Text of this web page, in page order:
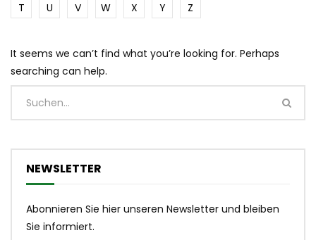
T
U V W X Y Z
It seems we can’t find what you’re looking for. Perhaps
searching can help.
NEWSLETTER
Abonnieren Sie hier unseren Newsletter und bleiben
Sie informiert.